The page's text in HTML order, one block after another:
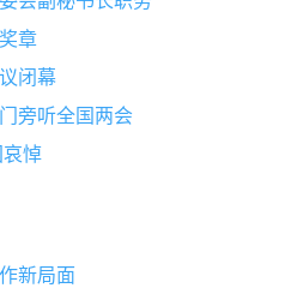
章
闭幕
旁听全国两会
悼
新局面